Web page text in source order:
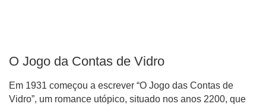
O Jogo da Contas de Vidro
Em 1931 começou a escrever “O Jogo das Contas de
Vidro”, um romance utópico, situado nos anos 2200, que